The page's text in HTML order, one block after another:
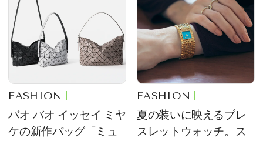
FASHION
バオ バオ イッセイ ミヤ
ケの新作バッグ「ミュ
FASHION
夏の装いに映えるブレ
スレットウォッチ。ス